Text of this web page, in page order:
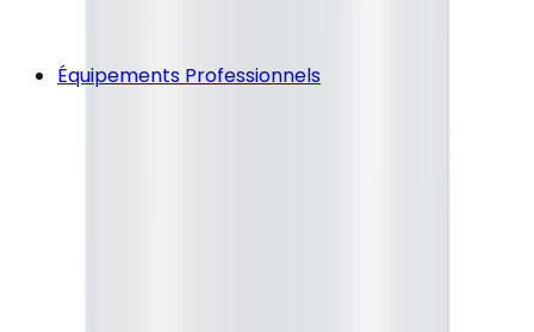
Équipements Professionnels